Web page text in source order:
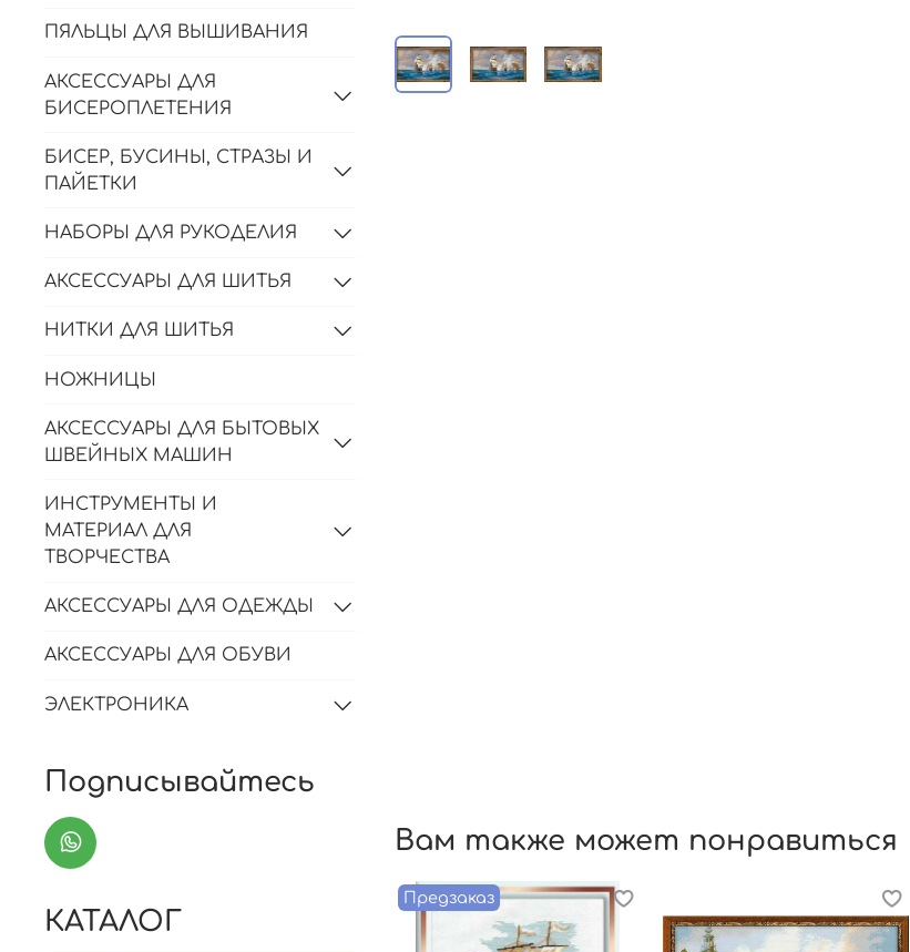
Вам также может понравиться
Предзаказ
ПЯЛЬЦЫ ДЛЯ ВЫШИВАНИЯ
АКСЕССУАРЫ ДЛЯ
БИСЕРОПЛЕТЕНИЯ
БИСЕР, БУСИНЫ, СТРАЗЫ И
ПАЙЕТКИ
НАБОРЫ ДЛЯ РУКОДЕЛИЯ
АКСЕССУАРЫ ДЛЯ ШИТЬЯ
НИТКИ ДЛЯ ШИТЬЯ
НОЖНИЦЫ
АКСЕССУАРЫ ДЛЯ БЫТОВЫХ
ШВЕЙНЫХ МАШИН
ИНСТРУМЕНТЫ И
МАТЕРИАЛ ДЛЯ
ТВОРЧЕСТВА
АКСЕССУАРЫ ДЛЯ ОДЕЖДЫ
АКСЕССУАРЫ ДЛЯ ОБУВИ
ЭЛЕКТРОНИКА
Подписывайтесь
КАТАЛОГ